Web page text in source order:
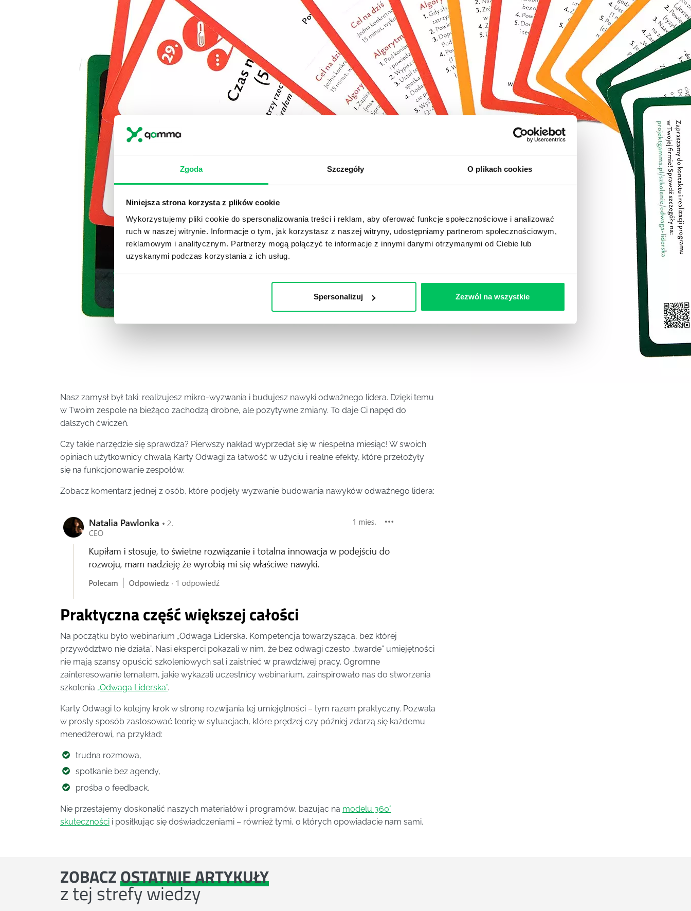
Zgoda Szczegóły O plikach cookies
Niniejsza strona korzysta z plików cookie
Wykorzystujemy pliki cookie do spersonalizowania treści i reklam, aby oferować funkcje społecznościowe i analizować
ruch w naszej witrynie. Informacje o tym, jak korzystasz z naszej witryny, udostępniamy partnerom społecznościowym,
reklamowym i analitycznym. Partnerzy mogą połączyć te informacje z innymi danymi otrzymanymi od Ciebie lub
uzyskanymi podczas korzystania z ich usług.
Spersonalizuj Zezwól na wszystkie
Nasz zamysł był taki: realizujesz mikro-wyzwania i budujesz nawyki odważnego lidera. Dzięki temu
w Twoim zespole na bieżąco zachodzą drobne, ale pozytywne zmiany. To daje Ci napęd do
dalszych ćwiczeń.
Czy takie narzędzie się sprawdza? Pierwszy nakład wyprzedał się w niespełna miesiąc! W swoich
opiniach użytkownicy chwalą Karty Odwagi za łatwość w użyciu i realne efekty, które przełożyły
się na funkcjonowanie zespołów.
Zobacz komentarz jednej z osób, które podjęły wyzwanie budowania nawyków odważnego lidera:
Praktyczna część większej całości
Na początku było webinarium „Odwaga Liderska. Kompetencja towarzysząca, bez której
przywództwo nie działa”. Nasi eksperci pokazali w nim, że bez odwagi często „twarde” umiejętności
nie mają szansy opuścić szkoleniowych sal i zaistnieć w prawdziwej pracy. Ogromne
zainteresowanie tematem, jakie wykazali uczestnicy webinarium, zainspirowało nas do stworzenia
szkolenia „Odwaga Liderska”.
Karty Odwagi to kolejny krok w stronę rozwijania tej umiejętności – tym razem praktyczny. Pozwala
w prosty sposób zastosować teorię w sytuacjach, które prędzej czy później zdarzą się każdemu
menedżerowi, na przykład:
trudna rozmowa,
spotkanie bez agendy,
prośba o feedback.
Nie przestajemy doskonalić naszych materiałów i programów, bazując na modelu 360°
skuteczności i posiłkując się doświadczeniami – również tymi, o których opowiadacie nam sami.
ZOBACZOSTATNIE ARTYKUŁY
z tej strefy wiedzy